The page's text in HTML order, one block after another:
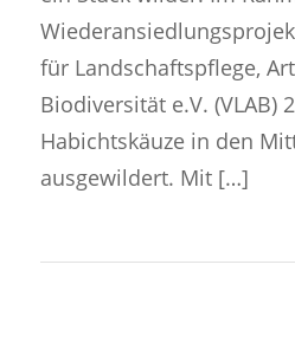
für Landschaftspflege,
Biodiversität e.V. (VLAB)
Habichtskäuze in den
ausgewildert. Mit […]